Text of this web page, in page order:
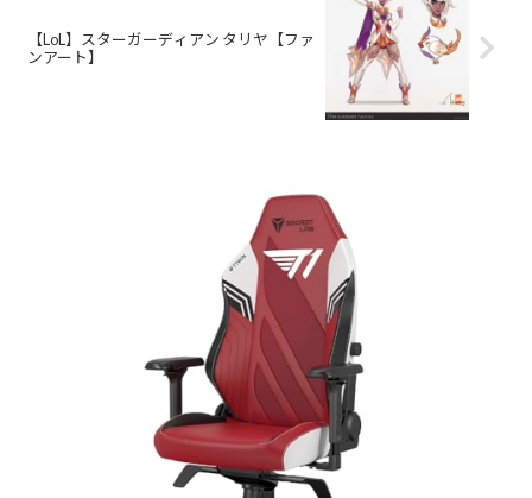
【LoL】スターガーディアン タリヤ【ファ
ンアート】